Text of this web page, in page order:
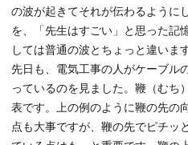
の波が起きてそれが伝わるように
を、「先生はすごい」と思った記
しては普通の波とちょっと違いま
先日も、電気工事の人がケーブル
っているのを見ました。鞭（むち
表です。上の例のように鞭の先の
点も大事ですが、鞭の先でピチッ